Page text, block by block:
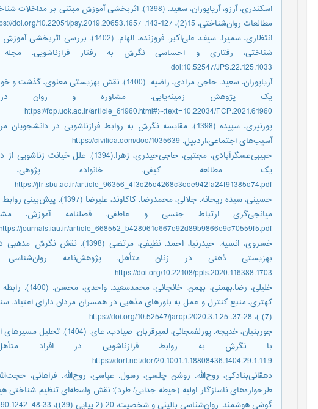
اسکندری، آرزو، آریاپوران، سعید. (1398). اثربخشی آموزش
مطالعات ‌روان‌شناختی، 15(2)، 127-143. https://doi.org/10.22051/psy.2019.20653.1657
انتظاری، سمیرا. سیف، علی‌اکبر. فروزنده،
doi:10.52547/JPS.22.125.1033
آریاپوران، سعید. حاجی مرادی، راضیه. (1400). نقش
https://fcp.uok.ac.ir/article_61960.html#:~:text=10.22034/FCP.2021.61960
پورنیری، سپیده (1398). مقایسه نگرش به روابط فرازناشویی در
آسیب‌های اجتماعی،اردبیل. https://civilica.com/doc/1035639
حبیبی‌عسگرآبادی، مجتبی، حاجی‌حیدری،
https://jfr.sbu.ac.ir/article_96356_4f3c25c4268c3cce942fa24f91385c74.pdf
حسینی، سیده ریحانه‌. جلالی،
journals.iau.ir/article_668552_b428061c667e92d89b9866e9c70559f5.pdf
خسروی، انسیه. حیدرنیا، احمد.
https://doi.org/10.22108/ppls.2020.116388.1703
خلیلی،
(7) )، 28-37. https://doi.org/10.52547/jarcp.2020.3.1.25
جوربنیان، خدیجه. پورلفمجانی،
https://dorl.net/dor/20.1001.1.18808436.1404.29.1.11.9
طرحواره‌های ناسازگار اولیه (حیطه جدایی/ طرد): نقش واسطه‌ای تنظیم شناختی
گوشی هوشمند. ‌روان‌شناسی بالینی و شخصیت، 20 (2 پیاپی (39))، 33-48. https://doi.org/10.22070/cpap.2023.16390.1242